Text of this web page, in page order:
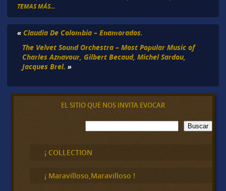
TEMAS MÁS...
« Claudia De Colombia – Enamorados.
The Velvet Sound Orchestra – Most Popular Music of
Charles Aznavour, Gilbert Becaud, Michel Sardou,
Jacques Brel. »
EL SITIO QUE NOS INVITA EVOCAR
B
u
c
a
Buscar
¡ COLLECTION
¡ Maravilloso,Maravilloso !